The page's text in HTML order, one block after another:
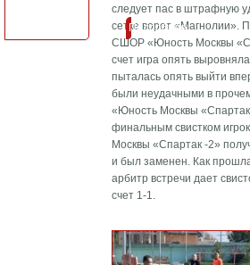
следует пас в штрафную
сетке ворот «Магнолии».
СШОР «Юность Москвы
счет игра опять
пыталась опять выйти
были неудачными в
«Юность Москвы
финальным свистком
Москвы «Спартак -2»
и был заменен. Как
арбитр встречи дает
счет 1-1.
Подробнее